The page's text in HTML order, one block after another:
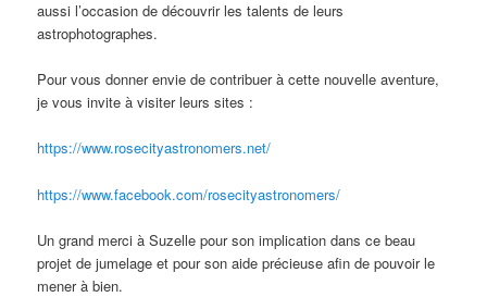
aussi l’occasion de découvrir les talents de leurs
astrophotographes.
Pour vous donner envie de contribuer à cette nouvelle aventure,
je vous invite à visiter leurs sites :
https://www.rosecityastronomers.net/
https://www.facebook.com/rosecityastronomers/
Un grand merci à Suzelle pour son implication dans ce beau
projet de jumelage et pour son aide précieuse afin de pouvoir le
mener à bien.